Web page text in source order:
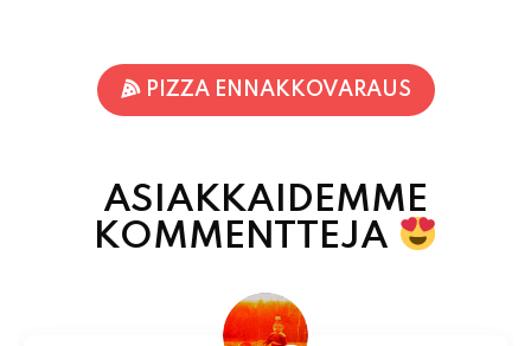
PIZZA ENNAKKOVARAUS
ASIAKKAIDEMME
KOMMENTTEJA